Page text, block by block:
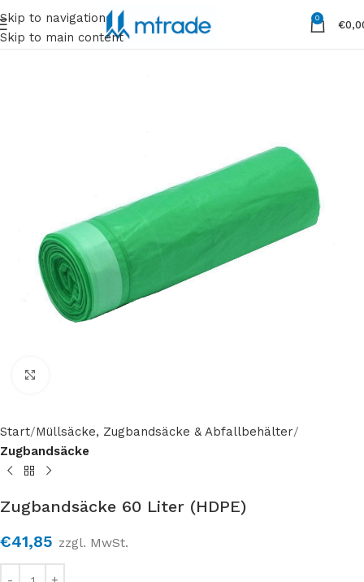
Skip to navigation
Skip to main content
0
€
Start Müllsäcke, Zugbandsäcke & Abfallbehälter
Zugbandsäcke
Zugbandsäcke 60 Liter (HDPE)
€41,85 zzgl. MwSt.